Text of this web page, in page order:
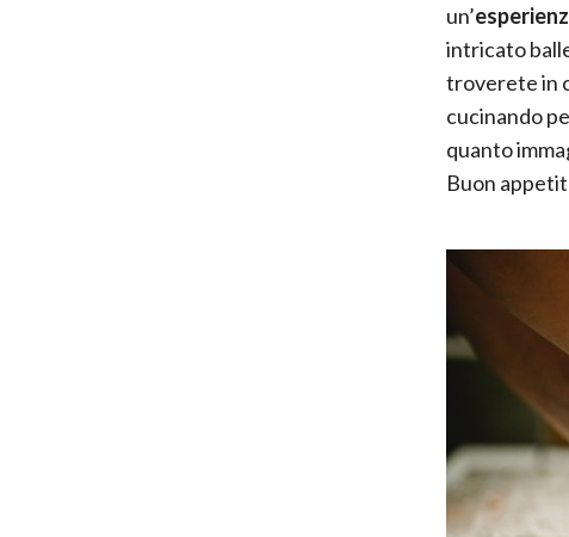
un’
intricato
troverete in
cucinando
quanto
Buon